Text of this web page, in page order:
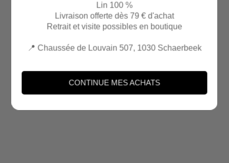
Connexion requise
Lin 100 %
Livraison offerte dès 79 € d'achat
Retrait et visite possibles en boutique
📍 Chaussée de Louvain 507, 1030 Schaerbeek
CONTINUE MES ACHATS